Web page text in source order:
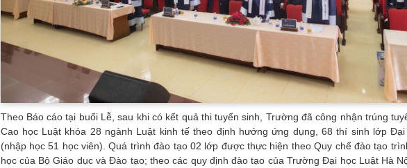
Theo Báo cáo tại buổi Lễ, sau khi có kết quả thi tuyển sinh, Trường đã công nhận trúng
Cao học Luật khóa 28 ngành Luật kinh tế theo định hướng ứng dụng, 68 thí sinh lớp
(nhập học 51 học viên). Quá trình đào tạo 02 lớp được thực hiện theo Quy chế đào tạo
học của Bộ Giáo dục và Đào tạo; theo các quy định đào tạo của Trường Đại học Luật Hà